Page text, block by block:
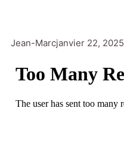
Jean-Marcjanvier 22, 2025